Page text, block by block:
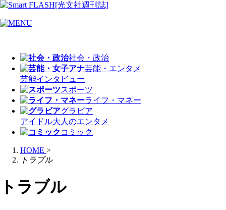
社会・政治
芸能・エンタメ
芸能インタビュー
スポーツ
ライフ・マネー
グラビア
アイドル大人のエンタメ
コミック
HOME >
トラブル
トラブル